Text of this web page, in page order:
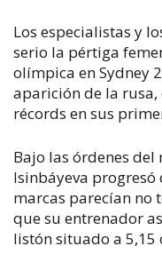
Los especialistas y
serio la pértiga
olímpica en Sydney
aparición de la
récords en sus
Bajo las órdenes del
Isinbáyeva progresó
marcas parecían no
que su entrenador
listón situado a 5,15